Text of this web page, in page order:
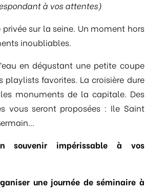
à vos attentes)
sur la seine. Un moment hors
inoubliables.
en dégustant une petite coupe
favorites. La croisière dure
monuments de la capitale. Des
vous seront proposées : Ile Saint
souvenir impérissable à vos
une journée de séminaire à